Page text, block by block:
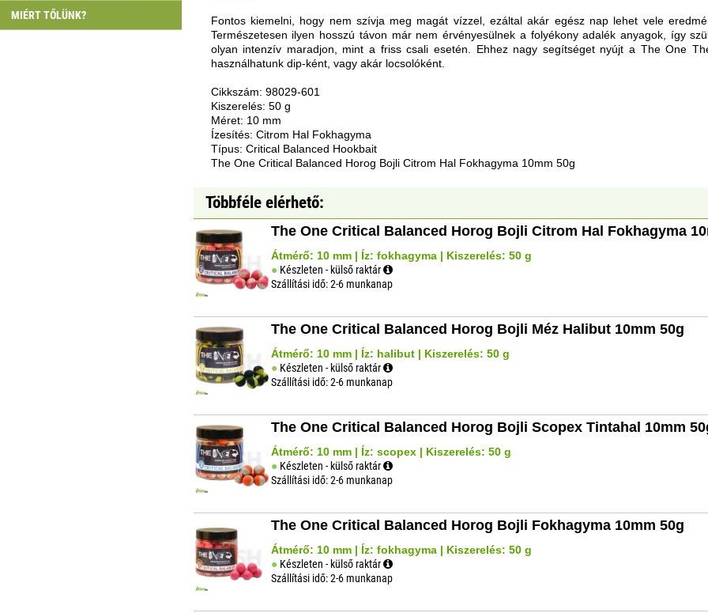
MIÉRT TŐLÜNK?
Fontos kiemelni, hogy nem szívja meg magát vízzel, ezáltal akár egész nap lehet vele
Természetesen ilyen hosszú távon már nem érvényesülnek a folyékony adalék anyagok, így
olyan intenzív maradjon, mint a friss csali esetén. Ehhez nagy segítséget nyújt a The One
használhatunk dip-ként, vagy akár locsolóként.
Cikkszám: 98029-601
Kiszerelés: 50 g
Méret: 10 mm
Ízesítés: Citrom Hal Fokhagyma
Típus: Critical Balanced Hookbait
The One Critical Balanced Horog Bojli Citrom Hal Fokhagyma 10mm 50g
Többféle elérhető:
The One Critical Balanced Horog Bojli Citrom Hal Fokhagyma
Átmérő: 10 mm | Íz: fokhagyma | Kiszerelés: 50 g
Készleten - külső raktár
Szállítási idő: 2-6 munkanap
The One Critical Balanced Horog Bojli Méz Halibut 10mm 50g
Átmérő: 10 mm | Íz: halibut | Kiszerelés: 50 g
Készleten - külső raktár
Szállítási idő: 2-6 munkanap
The One Critical Balanced Horog Bojli Scopex Tintahal 10mm
Átmérő: 10 mm | Íz: scopex | Kiszerelés: 50 g
Készleten - külső raktár
Szállítási idő: 2-6 munkanap
The One Critical Balanced Horog Bojli Fokhagyma 10mm 50g
Átmérő: 10 mm | Íz: fokhagyma | Kiszerelés: 50 g
Készleten - külső raktár
Szállítási idő: 2-6 munkanap